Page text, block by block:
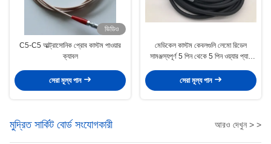
ভিডিও
C5-C5 আল্ট্রাসোনিক প্রোব কাস্টম পাওয়ার
ক্যাবল
সেরা মূল্য পান
মেডিকেল কাস্টম কেবলগুলি লেমো রিডেল
সামঞ্জস্যপূর্ণ 5 পিন থেকে 5 পিন ওয়্যার প্যাগ
সেরা মূল্য পান
মুদ্রিত সার্কিট বোর্ড সংযোগকারী আরও দেখুন > >